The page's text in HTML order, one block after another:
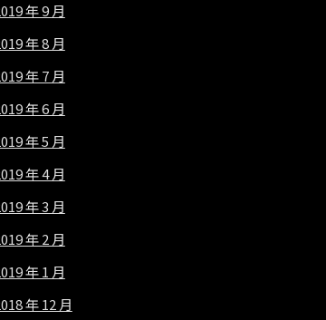
年 9 月
年 8 月
年 7 月
年 6 月
年 5 月
年 4 月
年 3 月
年 2 月
年 1 月
年 12 月